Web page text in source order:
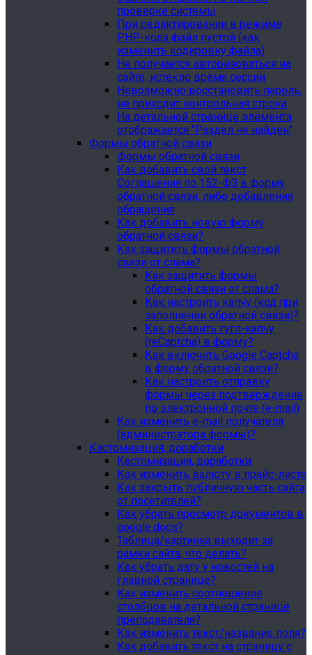
проверке системы
При редактировании в режиме
PHP-кода файл пустой (как
изменить кодировку файла)
Не получается авторизоваться на
сайте, истекло время сессии
Невозможно восстановить пароль,
не приходит контрольная строка
На детальной странице элемента
отображается "Раздел не найден"
Формы обратной связи
Формы обратной связи
Как добавить свой текст
Соглашения по 152-ФЗ в форму
обратной связи, либо добавления
обращения
Как добавить новую форму
обратной связи?
Как защитить формы обратной
связи от спама?
Как защитить формы
обратной связи от спама?
Как настроить капчу (код при
заполнении обратной связи)?
Как добавить гугл-капчу
(reCaptcha) в форму?
Как включить Google Captcha
в форму обратной связи?
Как настроить отправку
формы через подтверждение
по электронной почте (e-mail)
Как изменить e-mail получателя
(администратора формы)?
Кастомизация, доработки
Кастомизация, доработки
Как изменить валюту в прайс-листе
Как закрыть публичную часть сайта
от посетителей?
Как убрать просмотр документов в
google.docs?
Таблица/картинка выходит за
рамки сайта, что делать?
Как убрать дату у новостей на
главной странице?
Как изменить соотношение
столбцов на детальной странице
преподавателя?
Как изменить текст/название поля?
Как добавить текст на страницу с